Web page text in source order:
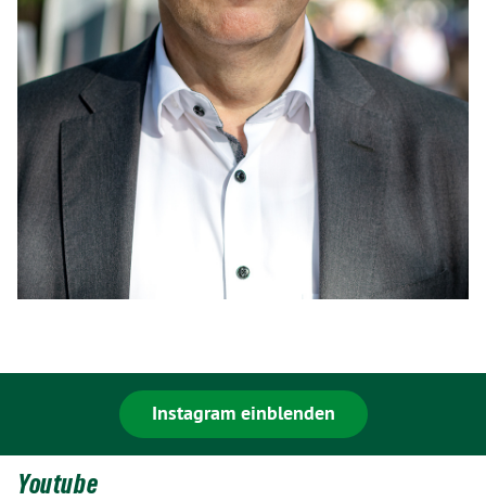
Instagram einblenden
Youtube